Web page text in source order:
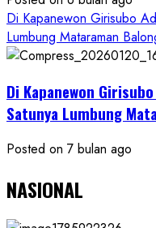
Di Kapanewon Girisubo
Lumbung Mataraman
Di Kapanewon
Satunya Lumbung
Posted on 7 bulan ago
NASIONAL